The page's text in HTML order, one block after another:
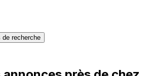
de recherche